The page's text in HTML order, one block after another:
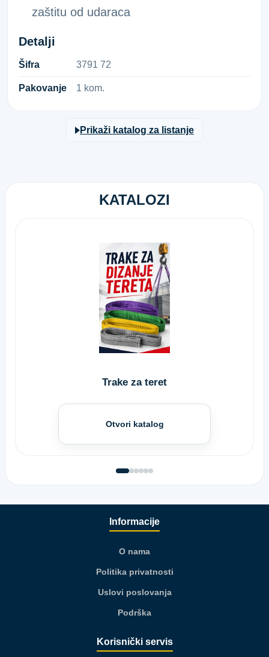
zaštitu od udaraca
Detalji
Šifra 3​7​9​1​ ​7​2​
Pakovanje 1 kom.
Prikaži katalog za listanje
KATALOZI
Trake za teret
Otvori katalog
Informacije
O nama
Politika privatnosti
Uslovi poslovanja
Podrška
Korisnički servis